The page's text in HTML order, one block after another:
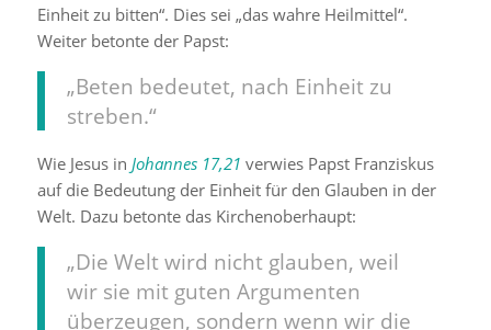
Einheit zu bitten“. Dies sei „das wahre Heilmittel“.
Weiter betonte der Papst:
„Beten bedeutet, nach Einheit zu
streben.“
Wie Jesus in Johannes 17,21 verwies Papst Franziskus
auf die Bedeutung der Einheit für den Glauben in der
Welt. Dazu betonte das Kirchenoberhaupt:
„Die Welt wird nicht glauben, weil
wir sie mit guten Argumenten
überzeugen, sondern wenn wir die